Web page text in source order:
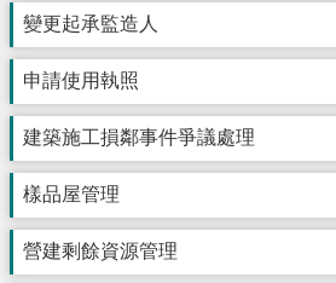
變更起承監造人
申請使用執照
建築施工損鄰事件爭議處理
樣品屋管理
營建剩餘資源管理